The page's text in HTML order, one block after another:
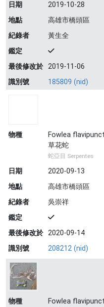
日期
2019-10-28
地點
高雄市橋頭區
紀錄者
黃生全
鑑定
最後修改於 2019-11-06
識別號
185809 (nid)
物種
Fowlea
草花蛇
蛇亞目 Serpentes
日期
2020-09-13
地點
高雄市橋頭區
紀錄者
吳崇祥
鑑定
最後修改於 2020-09-14
識別號
208212 (nid)
物種
Fowlea